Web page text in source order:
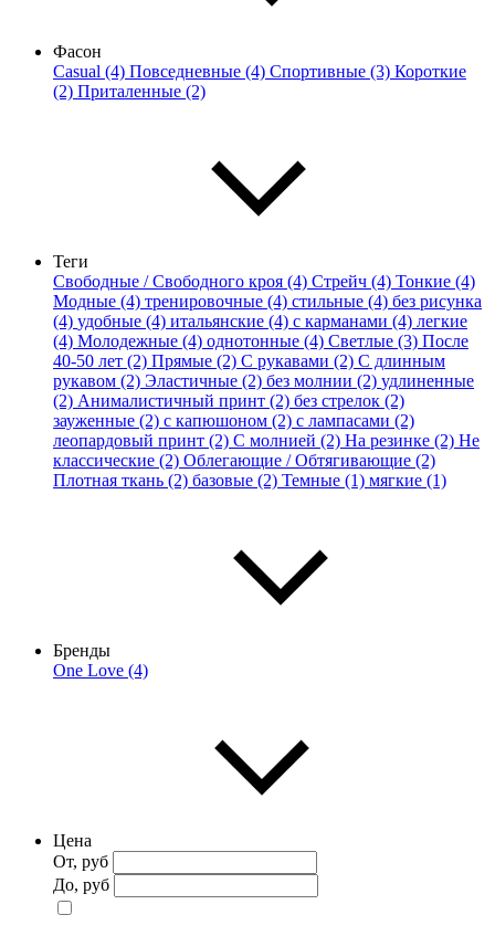
Фасон
Casual (4) Повседневные (4) Спортивные (3) Короткие
(2) Приталенные (2)
Теги
Свободные / Свободного кроя (4) Стрейч (4) Тонкие (4)
Модные (4) тренировочные (4) стильные (4) без рисунка
(4) удобные (4) итальянские (4) с карманами (4) легкие
(4) Молодежные (4) однотонные (4) Светлые (3) После
40-50 лет (2) Прямые (2) С рукавами (2) С длинным
рукавом (2) Эластичные (2) без молнии (2) удлиненные
(2) Анималистичный принт (2) без стрелок (2)
зауженные (2) с капюшоном (2) с лампасами (2)
леопардовый принт (2) С молнией (2) На резинке (2) Не
классические (2) Облегающие / Обтягивающие (2)
Плотная ткань (2) базовые (2) Темные (1) мягкие (1)
Бренды
One Love (4)
Цена
От, руб
До, руб